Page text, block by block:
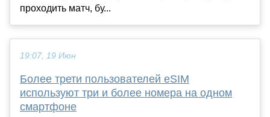
проходить матч, бу...
19:07, 19 Июн
Более трети пользователей eSIM
используют три и более номера на одном
смартфоне